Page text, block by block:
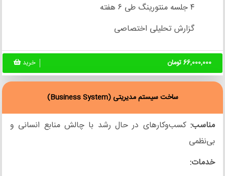
۴ جلسه منتورینگ طی ۶ هفته
گزارش تحلیلی اختصاصی
66,000,000 تومان خرید
ساخت سیستم مدیریتی (Business System)
مناسب: کسب‌وکارهای در حال رشد با چالش منابع انسانی و
بی‌نظمی
خدمات: